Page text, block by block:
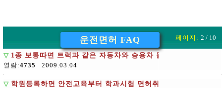
운전면허 FAQ 페이지: 2 / 10
▽ 1종 보통따면 트럭과 같은 자동차와 승용차 둘다 운전할수있는
열람:4735 2009.03.04
▽ 학원등록하면 안전교육부터 학과시험 면허취득까지 다 알아서